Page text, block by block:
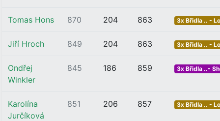
Tomas Hons 870 204 863 3x Břidla .. -
Jiří Hroch 849 204 863 3x Břidla .. -
Ondřej
Winkler
845 186 859 3x Břidla ..-
Karolína
Jurčíková
851 206 857 3x Břidla .. -